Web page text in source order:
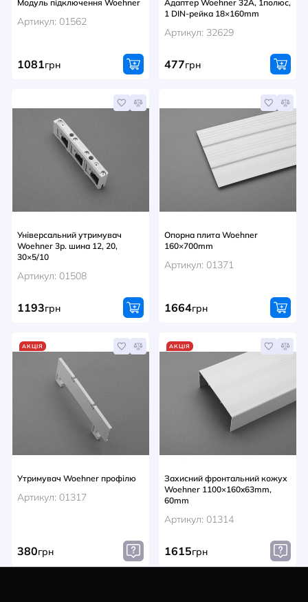
Артикул: 01562
1081грн
1 DIN-рейка 18×160mm
Артикул: 32629
477грн
Універсальний утримувач
Woehner 3р. шина 12, 20,
30×5/10
Артикул: 01508
1193грн
Опорна плита Woehner
160×700mm
Артикул: 01371
1664грн
АКЦІЯ
Утримувач Woehner профілю
Артикул: 01317
380грн
АКЦІЯ
Захисний фронтальний кожух
Woehner 1100×160x63mm,
60mm
Артикул: 01314
1615грн